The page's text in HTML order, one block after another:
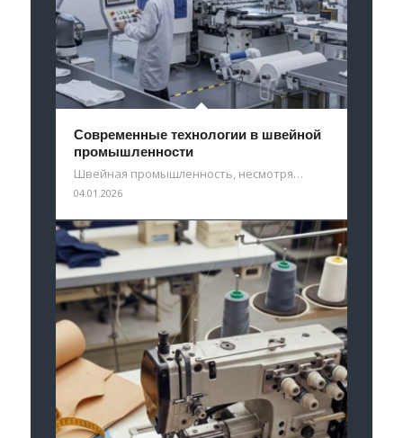
Современные технологии в швейной
промышленности
Швейная промышленность, несмотря…
04.01.2026